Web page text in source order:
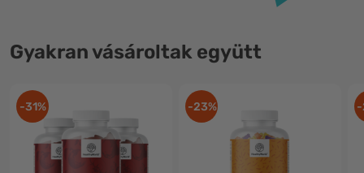
Gyakran vásároltak együtt
-31% -23% -